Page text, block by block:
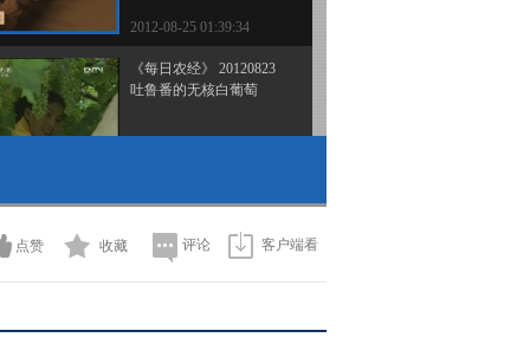
2012-08-25 01:39:34
《每日农经》 20120823
吐鲁番的无核白葡萄
2012-08-23 00:15:53
[每日农经]赚钱的褐菇
点赞 收藏 评论 客户端看